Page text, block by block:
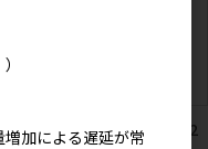
やしばたさん トートM (2
加による遅延が常